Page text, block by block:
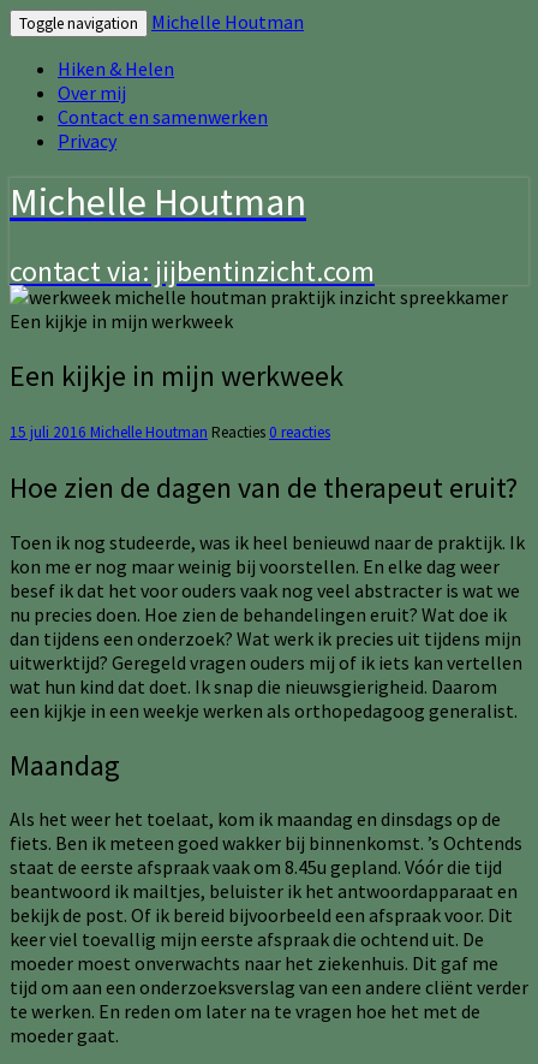
Toggle navigation
Michelle Houtman
Hiken & Helen
Over mij
Contact en samenwerken
Privacy
Michelle Houtman
contact via: jijbentinzicht.com
Een kijkje in mijn werkweek
Een kijkje in mijn werkweek
15 juli 2016 Michelle Houtman Reacties 0 reacties
Hoe zien de dagen van de therapeut eruit?
Toen ik nog studeerde, was ik heel benieuwd naar de praktijk. Ik
kon me er nog maar weinig bij voorstellen. En elke dag weer
besef ik dat het voor ouders vaak nog veel abstracter is wat we
nu precies doen. Hoe zien de behandelingen eruit? Wat doe ik
dan tijdens een onderzoek? Wat werk ik precies uit tijdens mijn
uitwerktijd? Geregeld vragen ouders mij of ik iets kan vertellen
wat hun kind dat doet. Ik snap die nieuwsgierigheid. Daarom
een kijkje in een weekje werken als orthopedagoog generalist.
Maandag
Als het weer het toelaat, kom ik maandag en dinsdags op de
fiets. Ben ik meteen goed wakker bij binnenkomst. ’s Ochtends
staat de eerste afspraak vaak om 8.45u gepland. Vóór die tijd
beantwoord ik mailtjes, beluister ik het antwoordapparaat en
bekijk de post. Of ik bereid bijvoorbeeld een afspraak voor. Dit
keer viel toevallig mijn eerste afspraak die ochtend uit. De
moeder moest onverwachts naar het ziekenhuis. Dit gaf me
tijd om aan een onderzoeksverslag van een andere cliënt verder
te werken. En reden om later na te vragen hoe het met de
moeder gaat.